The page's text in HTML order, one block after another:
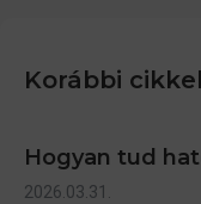
Korábbi
Hogyan tud
2026.03.31.